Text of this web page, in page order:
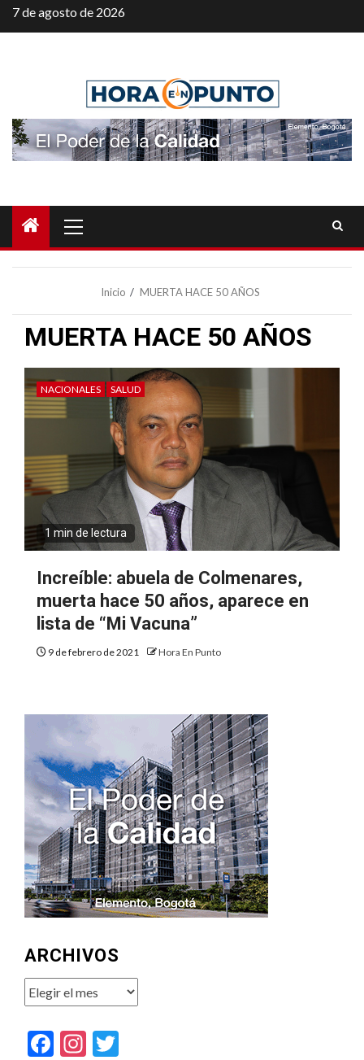
Saltar
al
7 de agosto de 2026
principal
Inicio MUERTA HACE 50 AÑOS
MUERTA HACE 50 AÑOS
NACIONALES SALUD
1 min de lectura
Increíble: abuela de Colmenares,
muerta hace 50 años, aparece en
lista de “Mi Vacuna”
9 de febrero de 2021 Hora En Punto
ARCHIVOS
Archivos
Facebook
Instagram